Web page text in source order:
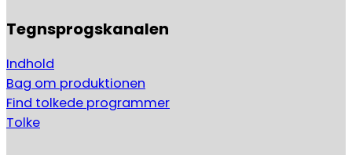
Tegnsprogskanalen
Indhold
Bag om produktionen
Find tolkede programmer
Tolke